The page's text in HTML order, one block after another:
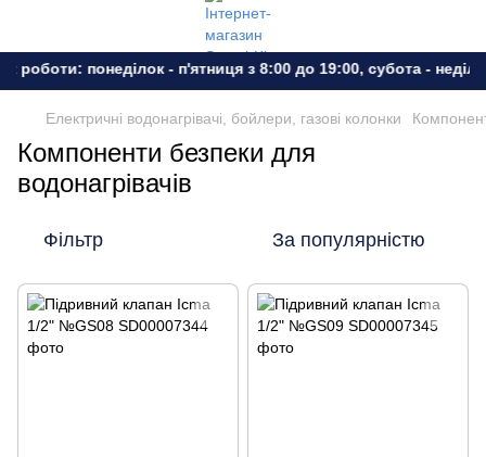
роботи: понеділок - п'ятниця з 8:00 до 19:00, субота - неділя
Електричні водонагрівачі, бойлери, газові колонки
Компоненти безпеки для
водонагрівачів
Фільтр За популярністю